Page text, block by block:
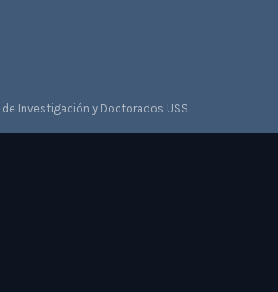
Investigación y Doctorados USS